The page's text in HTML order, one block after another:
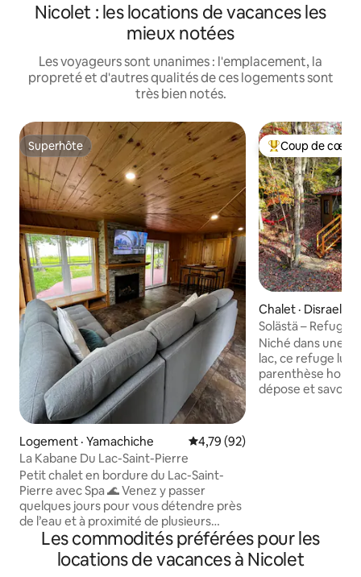
Nicolet : les locations de vacances les
mieux notées
Les voyageurs sont unanimes : l'emplacement, la
propreté et d'autres qualités de ces logements sont
très bien notés.
Superhôte
Superhôte
Logement · Yamachiche Note moyenne de 4,79 sur 5,
4,79 (92)
La Kabane Du Lac-Saint-Pierre
Petit chalet en bordure du Lac-Saint-
Pierre avec Spa 🌊 Venez y passer
quelques jours pour vous détendre près
de l’eau et à proximité de plusieurs
attraits touristiques🌿 Visitez mon guide
«qu’est-ce qu’on fait» sur mon profil ou
sur l’annonce pour trouver des activités
Coup de cœur
Coup de cœur
Chalet · Disraeli
Solästä – Refuge
nuit à 50%
Niché dans une
lac, ce refuge
parenthèse hors
dépose et
Les commodités préférées pour les
locations de vacances à Nicolet